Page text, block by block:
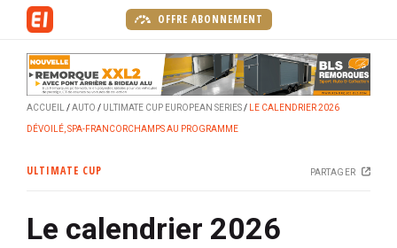
OFFRE ABONNEMENT
ACCUEIL AUTO ULTIMATE CUP EUROPEAN SERIES LE CALENDRIER 2026
DÉVOILÉ, SPA-FRANCORCHAMPS AU PROGRAMME
ULTIMATE CUP PARTAGER
Le calendrier 2026